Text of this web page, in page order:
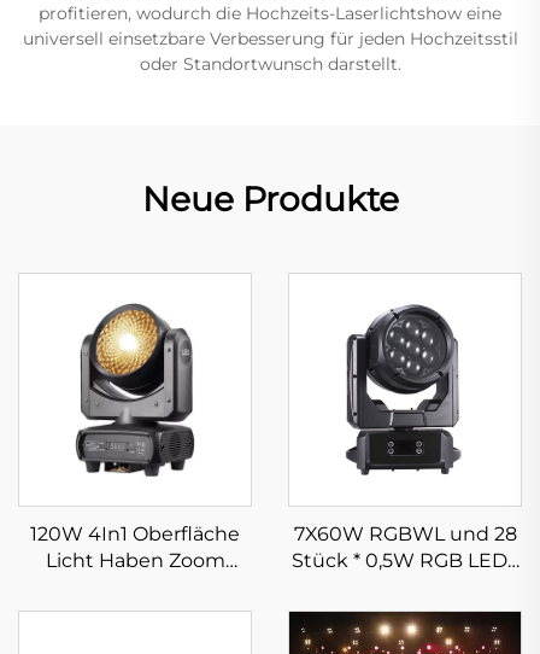
profitieren, wodurch die Hochzeits-Laserlichtshow eine
universell einsetzbare Verbesserung für jeden Hochzeitsstil
oder Standortwunsch darstellt.
Neue Produkte
120W 4In1 Oberfläche
Licht Haben Zoom
Moving Head Gesicht
7X60W RGBWL und 28
Stück * 0,5W RGB LEDS
Light Wasserdichtes
LED Wash Zoom Licht